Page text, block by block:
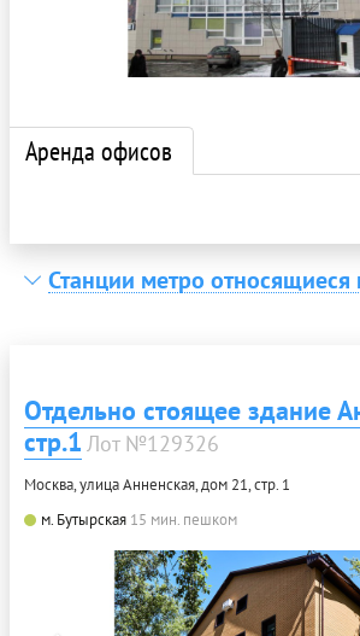
Аренда офисов
Станции метро
Отдельно стоящее здание
стр.1 Лот №129326
Москва, улица Анненская, дом 21, стр. 1
м. Бутырская 15 мин. пешком